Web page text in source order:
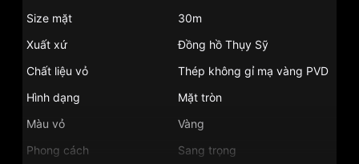
Size mặt
30m
Xuất xứ
Đồng hồ Thụy Sỹ
Chất liệu vỏ
Thép không gỉ mạ vàng PVD
Hình dạng
Mặt tròn
Màu vỏ
Vàng
Phong cách
Sang trọng